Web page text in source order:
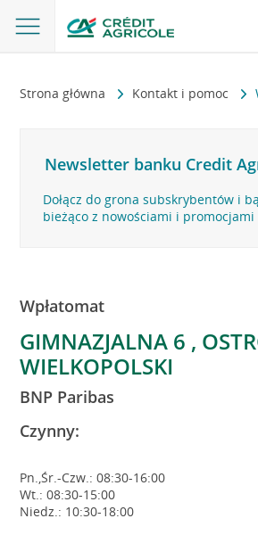
Strona główna Kontakt i pomoc
Newsletter banku Credit
Dołącz do grona subskrybentów i
bieżąco z nowościami i promocjami
Wpłatomat
GIMNAZJALNA 6 ,
WIELKOPOLSKI
BNP Paribas
Czynny:
Pn.,Śr.-Czw.: 08:30-16:00
Wt.: 08:30-15:00
Niedz.: 10:30-18:00